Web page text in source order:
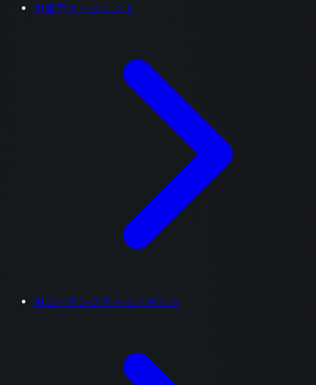
AI音声エージェント
AIコーチングチャットボット